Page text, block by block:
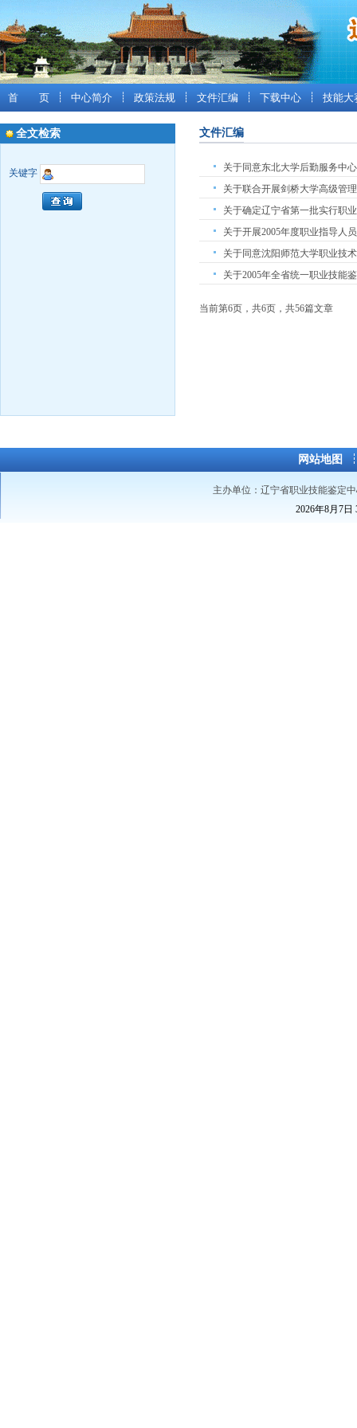
首 页 ┊ 中心简介 ┊ 政策法规 ┊ 文件汇编 ┊ 下载中心 ┊ 技能大
全文检索
关键字
文件汇编
关于同意东北大学后勤服务中
关于联合开展剑桥大学高级管
关于确定辽宁省第一批实行职
关于开展2005年度职业指导人
关于同意沈阳师范大学职业技
关于2005年全省统一职业技能
当前第6页，共6页，共
网站地图
主办单位：辽宁省职业技能鉴定
2026年8月7日